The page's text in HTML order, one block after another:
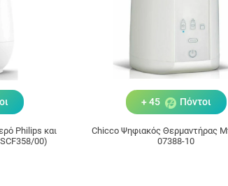
Philips και
00)
+ 45 Πόντοι
Chicco Ψηφιακός Θερμαντήρας
07388-10